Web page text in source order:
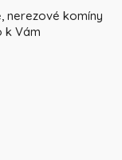
nerezové komíny
k Vám